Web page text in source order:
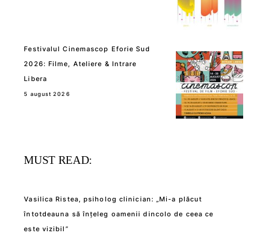
Festivalul Cinemascop Eforie Sud
2026: Filme, Ateliere & Intrare
Libera
5 august 2026
MUST READ:
Vasilica Ristea, psiholog clinician: „Mi-a plăcut
întotdeauna să înțeleg oamenii dincolo de ceea ce
este vizibil”